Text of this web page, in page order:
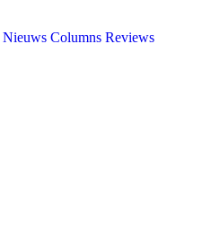
Nieuws Columns Reviews